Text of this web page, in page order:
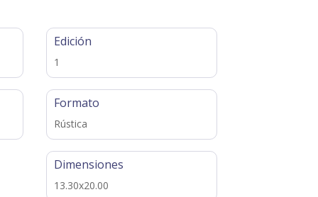
Edición
1
Formato
Rústica
Dimensiones
13.30x20.00